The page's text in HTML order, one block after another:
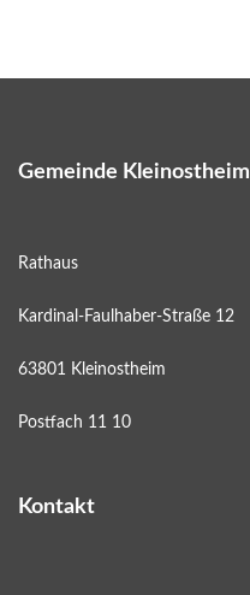
Gemeinde Kleinostheim
Rathaus
Kardinal-Faulhaber-Straße 12
63801 Kleinostheim
Postfach 11 10
Kontakt